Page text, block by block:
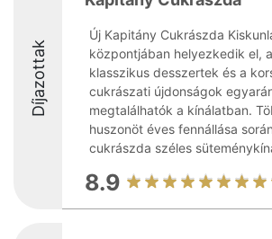
Díjazottak
Új Kapitány Cukrászda
központjában helyezkedik el,
klasszikus desszertek és a
cukrászati újdonságok
megtalálhatók a kínálatban.
huszonöt éves fennállása
cukrászda széles
8.9